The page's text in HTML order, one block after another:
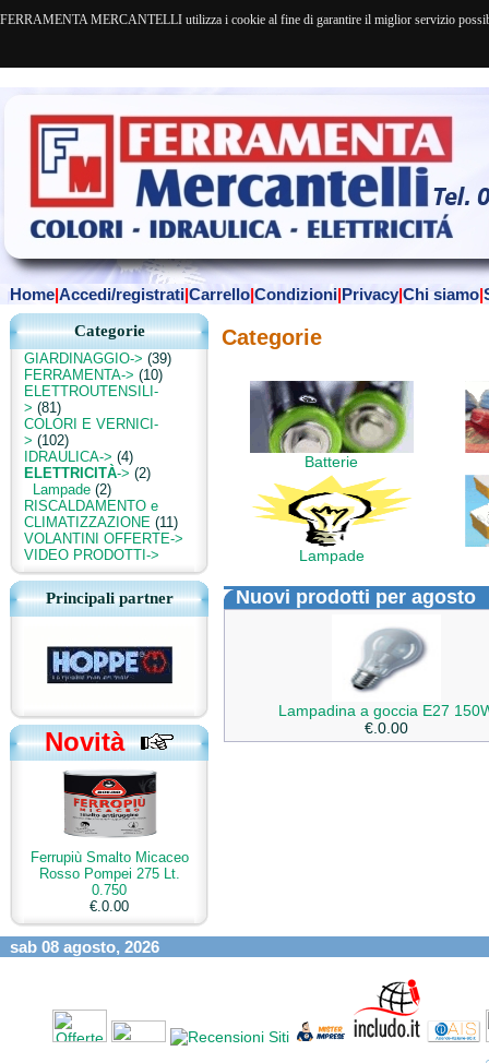
FERRAMENTA MERCANTELLI utilizza i cookie al fine di garantire il miglior servizio
Home|Accedi/registrati|Carrello|Condizioni|Privacy|Chi siamo|
Categorie
GIARDINAGGIO-> (39)
FERRAMENTA-> (10)
ELETTROUTENSILI-
> (81)
COLORI E VERNICI-
> (102)
IDRAULICA-> (4)
ELETTRICITÀ-> (2)
Lampade (2)
RISCALDAMENTO e
CLIMATIZZAZIONE (11)
VOLANTINI OFFERTE->
VIDEO PRODOTTI->
Principali partner
Novità
Ferrupiù Smalto Micaceo
Rosso Pompei 275 Lt.
0.750
€.0.00
Categorie
Batterie
Lampade
Nuovi prodotti per agosto
Lampadina a goccia E27
€.0.00
sab 08 agosto, 2026